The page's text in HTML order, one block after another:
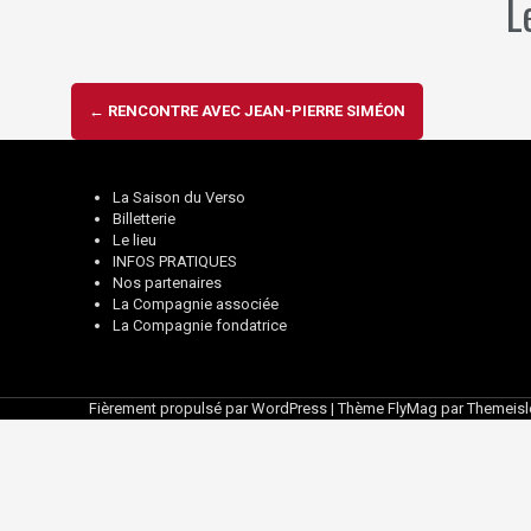
Navigation
d'article
← RENCONTRE AVEC JEAN-PIERRE SIMÉON
La Saison du Verso
Billetterie
Le lieu
INFOS PRATIQUES
Nos partenaires
La Compagnie associée
La Compagnie fondatrice
Fièrement propulsé par WordPress |Thème FlyMag par